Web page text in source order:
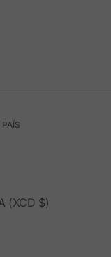
PAÍS
(XCD $)